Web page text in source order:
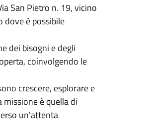
San Pietro n. 19, vicino
dove è possibile
dei bisogni e degli
coinvolgendo le
crescere, esplorare e
è quella di
un'attenta